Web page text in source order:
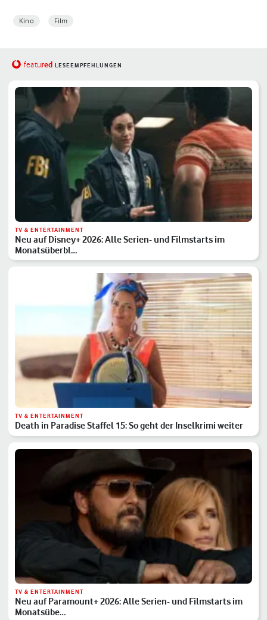
Kino Film
featured LESEEMPFEHLUNGEN
TV & ENTERTAINMENT
Neu auf Disney+ 2026: Alle Serien- und Filmstarts im
Monatsüberbl…
TV & ENTERTAINMENT
Death in Paradise Staffel 15: So geht der Inselkrimi weiter
TV & ENTERTAINMENT
Neu auf Paramount+ 2026: Alle Serien- und Filmstarts im
Monatsübe…